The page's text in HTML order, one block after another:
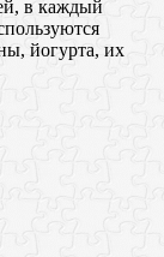
в каждый
йогурта, их